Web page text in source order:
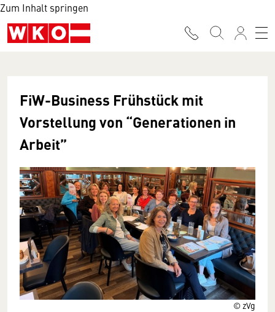
Zum Inhalt springen
© zVg
FiW-Business Frühstück mit
Vorstellung von “Generationen in
Arbeit”